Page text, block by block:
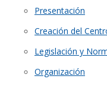
Presentación
Creación del
Legislación y
Organización